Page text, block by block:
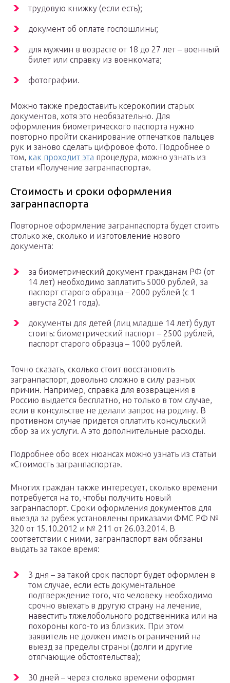
трудовую книжку (если есть);
документ об оплате госпошлины;
для мужчин в возрасте от 18 до 27 лет – военный
билет или справку из военкомата;
фотографии.
Можно также предоставить ксерокопии старых
документов, хотя это необязательно. Для
оформления биометрического паспорта нужно
повторно пройти сканирование отпечатков пальцев
рук и заново сделать цифровое фото. Подробнее о
том, как проходит эта процедура, можно узнать из
статьи «Получение загранпаспорта».
Стоимость и сроки оформления
загранпаспорта
Повторное оформление загранпаспорта будет стоить
столько же, сколько и изготовление нового
документа:
за биометрический документ гражданам РФ (от
14 лет) необходимо заплатить 5000 рублей, за
паспорт старого образца – 2000 рублей (с 1
августа 2021 года).
документы для детей (лиц младше 14 лет) будут
стоить: биометрический паспорт – 2500 рублей,
паспорт старого образца – 1000 рублей.
Точно сказать, сколько стоит восстановить
загранпаспорт, довольно сложно в силу разных
причин. Например, справка для возвращения в
Россию выдается бесплатно, но только в том случае,
если в консульстве не делали запрос на родину. В
противном случае придется оплатить консульский
сбор за их услуги. А это дополнительные расходы.
Подробнее обо всех нюансах можно узнать из статьи
«Стоимость загранпаспорта».
Многих граждан также интересует, сколько времени
потребуется на то, чтобы получить новый
загранпаспорт. Сроки оформления документов для
выезда за рубеж установлены приказами ФМС РФ №
320 от 15.10.2012 и № 211 от 26.03.2014. В
соответствии с ними, загранпаспорт вам обязаны
выдать за такое время:
3 дня – за такой срок паспорт будет оформлен в
том случае, если есть документальное
подтверждение того, что человеку необходимо
срочно выехать в другую страну на лечение,
навестить тяжелобольного родственника или на
похороны кого-то из близких. При этом
заявитель не должен иметь ограничений на
выезд за пределы страны (долги и другие
отягчающие обстоятельства);
30 дней – через столько времени оформят